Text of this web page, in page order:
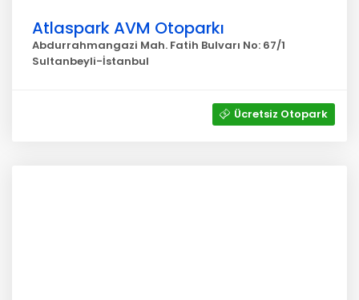
Atlaspark AVM Otoparkı
Abdurrahmangazi Mah. Fatih Bulvarı No: 67/1
Sultanbeyli-İstanbul
Ücretsiz Otopark